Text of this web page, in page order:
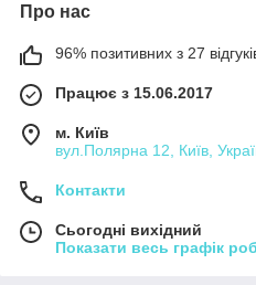
Про нас
96% позитивних з 27
Працює з 15.06.2017
м. Київ
вул.Полярна 12, Київ,
Контакти
Сьогодні вихідний
Показати весь графік